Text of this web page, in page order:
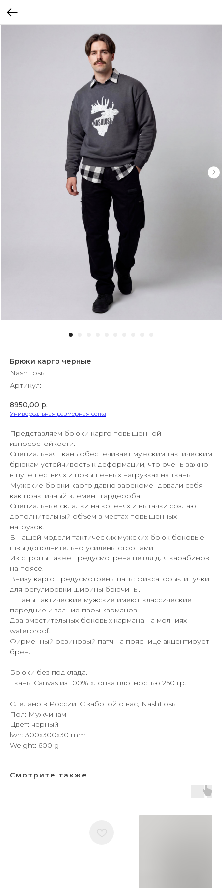
Брюки карго черные
NashLosь
Артикул:
8950,00 р.
Универсальная размерная сетка
Представляем брюки карго повышенной
износостойкости.
Специальная ткань обеспечивает мужским тактическим
брюкам устойчивость к деформации, что очень важно
в путешествиях и повышенных нагрузках на ткань.
Мужские брюки карго давно зарекомендовали себя
как практичный элемент гардероба.
Специальные складки на коленях и вытачки создают
дополнительный объем в местах повышенных
нагрузок.
В нашей модели тактических мужских брюк боковые
швы дополнительно усилены стропами.
Из стропы также предусмотрена петля для карабинов
на поясе.
Внизу карго предусмотрены паты: фиксаторы-липучки
для регулировки ширины брючины.
Штаны тактические мужские имеют классические
передние и задние пары карманов.
Два вместительных боковых кармана на молниях
waterproof.
Фирменный резиновый патч на пояснице акцентирует
бренд.
Брюки без подклада.
Ткань: Canvas из 100% хлопка плотностью 260 гр.
Сделано в России. С заботой о вас, NashLosь.
Пол: Мужчинам
Цвет: черный
lwh: 300x300x30 mm
Weight: 600 g
Смотрите также